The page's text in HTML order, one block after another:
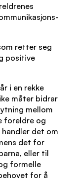
retter seg
positive
i en rekke
måter bidrar
mellom
foreldre og
det om
det for
eller til
formelle
for å